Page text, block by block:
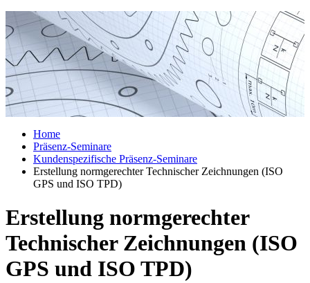
Home
Präsenz-Seminare
Kundenspezifische Präsenz-Seminare
Erstellung normgerechter Technischer Zeichnungen (ISO
GPS und ISO TPD)
Erstellung normgerechter
Technischer Zeichnungen (ISO
GPS und ISO TPD)